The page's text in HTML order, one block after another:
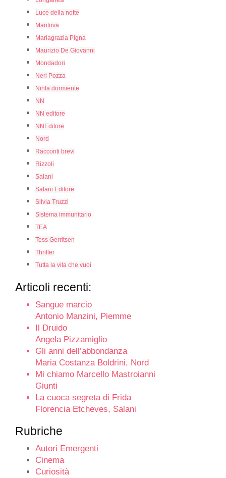
Luce della notte
Mantova
Mariagrazia Pigna
Maurizio De Giovanni
Mondadori
Neri Pozza
Ninfa dormiente
NN
NN editore
NNEditore
Nord
Racconti brevi
Rizzoli
Salani
Salani Editore
Silvia Truzzi
Sistema immunitario
TEA
Tess Gerritsen
Thriller
Tutta la vita che vuoi
Articoli recenti:
Sangue marcio
Antonio Manzini, Piemme
Il Druido
Angela Pizzamiglio
Gli anni dell’abbondanza
Maria Costanza Boldrini, Nord
Mi chiamo Marcello Mastroianni
Giunti
La cuoca segreta di Frida
Florencia Etcheves, Salani
Rubriche
Autori Emergenti
Cinema
Curiosità